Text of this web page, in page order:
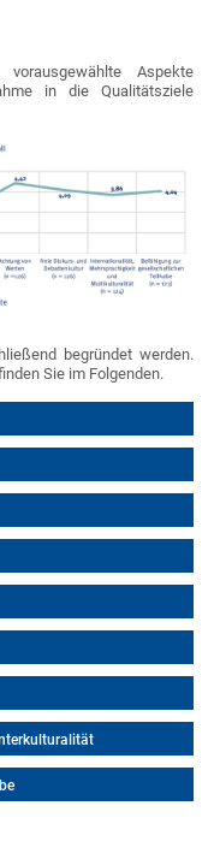
Aspekte
in die Qualitätsziele
begründet werden.
Sie im Folgenden.